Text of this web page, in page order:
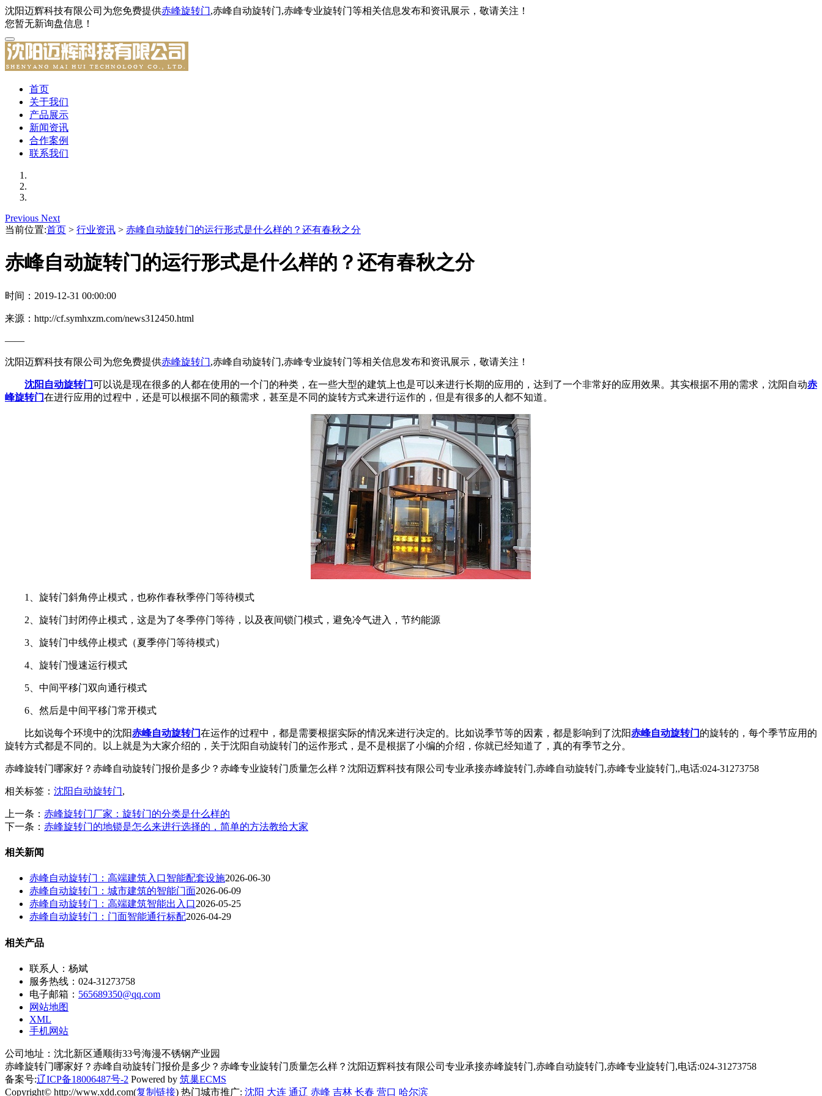
沈阳迈辉科技有限公司为您免费提供赤峰旋转门,赤峰自动旋转门,赤峰专业旋转门等相关信息发布和资讯展示，敬请关注！
您暂无新询盘信息！
首页
关于我们
产品展示
新闻资讯
合作案例
联系我们
Previous Next
当前位置:首页 > 行业资讯 > 赤峰自动旋转门的运行形式是什么样的？还有春秋之分
赤峰自动旋转门的运行形式是什么样的？还有春秋之分
时间：2019-12-31 00:00:00
来源：http://cf.symhxzm.com/news312450.html
——
沈阳迈辉科技有限公司为您免费提供赤峰旋转门,赤峰自动旋转门,赤峰专业旋转门等相关信息发布和资讯展示，敬请关注！
沈阳自动旋转门可以说是现在很多的人都在使用的一个门的种类，在一些大型的建筑上也是可以来进行长期的应用的，达到了一个非常好的应用效果。其实根据不用的需求，沈阳自动赤
峰旋转门在进行应用的过程中，还是可以根据不同的额需求，甚至是不同的旋转方式来进行运作的，但是有很多的人都不知道。
1、旋转门斜角停止模式，也称作春秋季停门等待模式
2、旋转门封闭停止模式，这是为了冬季停门等待，以及夜间锁门模式，避免冷气进入，节约能源
3、旋转门中线停止模式（夏季停门等待模式）
4、旋转门慢速运行模式
5、中间平移门双向通行模式
6、然后是中间平移门常开模式
比如说每个环境中的沈阳赤峰自动旋转门在运作的过程中，都是需要根据实际的情况来进行决定的。比如说季节等的因素，都是影响到了沈阳赤峰自动旋转门 的旋转的，每个季节应用的
旋转方式都是不同的。以上就是为大家介绍的，关于沈阳自动旋转门的运作形式，是不是根据了小编的介绍，你就已经知道了，真的有季节之分。
赤峰旋转门哪家好？赤峰自动旋转门报价是多少？赤峰专业旋转门质量怎么样？沈阳迈辉科技有限公司专业承接赤峰旋转门,赤峰自动旋转门,赤峰专业旋转门,,电话:024-31273758
相关标签： 沈阳自动旋转门,
上一条： 赤峰旋转门厂家：旋转门的分类是什么样的
下一条： 赤峰旋转门的地锁是怎么来进行选择的，简单的方法教给大家
相关新闻
赤峰自动旋转门：高端建筑入口智能配套设施2026-06-30
赤峰自动旋转门：城市建筑的智能门面2026-06-09
赤峰自动旋转门：高端建筑智能出入口2026-05-25
赤峰自动旋转门：门面智能通行标配2026-04-29
相关产品
联系人：杨斌
服务热线：024-31273758
电子邮箱： 565689350@qq.com
网站地图
XML
手机网站
公司地址：沈北新区通顺街33号海漫不锈钢产业园
赤峰旋转门哪家好？赤峰自动旋转门报价是多少？赤峰专业旋转门质量怎么样？沈阳迈辉科技有限公司专业承接赤峰旋转门,赤峰自动旋转门,赤峰专业旋转门,电话:024-31273758
备案号:辽ICP备18006487号-2 Powered by 筑巢ECMS
Copyright© http://www.xdd.com(复制链接) 热门城市推广: 沈阳 大连 通辽 赤峰 吉林 长春 营口 哈尔滨